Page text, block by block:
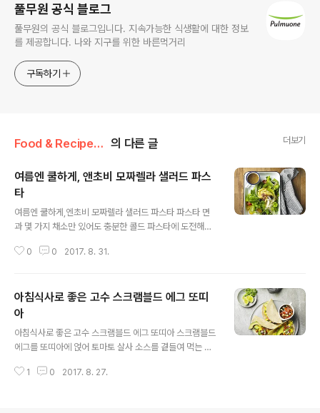
풀무원 공식 블로그
풀무원의 공식 블로그입니다. 지속가능한 식생활에 대한 정보
를 제공합니다. 나와 지구를 위한 바른먹거리
구독하기
Food & Recipe/건강 레시피 의 다른 글 더보기
여름엔 쿨하게, 앤초비 모짜렐라 샐러드 파스
타
여름엔 쿨하게,엔초비 모짜렐라 샐러드 파스타 파스타 면
과 몇 가지 채소만 있어도 충분한 콜드 파스타에 도전해보
비’만 뿌려주면 누구나 근사한 요리를 만들 수 있어요.준비
생 모짜렐라 치즈 1개, 레몬즙 1작은술, 올리브오일 1작은
술, 소금 약간, 후춧가루 약간, 풀무원 화이트와인 비네거
드레싱-엔쵸비만들어보세요 1. 로메인과 루꼴라는 물에 씻
은 후 한 잎 크기로 잘라 체에 받쳐 물기를 제거한다. 2. 작
은 냄비에 물을 넉넉히 붓고 소금을 조금 넣어 끓인다. 3.
②의 물이 끓으면 숏파스타를 넣고 10분간 삶는다. 4. ③
0 0 2017. 8. 31.
아침식사로 좋은 고수 스크램블드 에그 또띠
아
아침식사로 좋은 고수 스크램블드 에그 또띠아 스크램블드
에그를 또띠아에 얹어 토마토 살사 소스를 곁들여 먹는 요
어요.준비하세요(2인 기준) 달걀 4개, 우유 2큰술, 양파 1/
1 0 2017. 8. 27.